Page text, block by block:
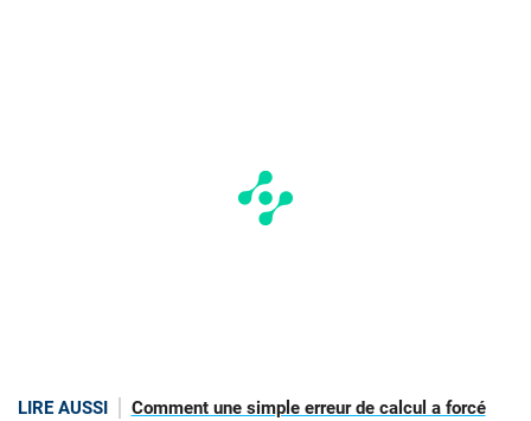
LIRE AUSSI
Comment une simple erreur de calcul a forcé